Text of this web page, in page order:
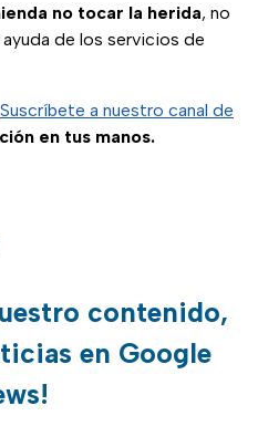
no tocar la herida, no
de los servicios de
Suscríbete a nuestro canal de
en tus manos.
contenido,
en Google